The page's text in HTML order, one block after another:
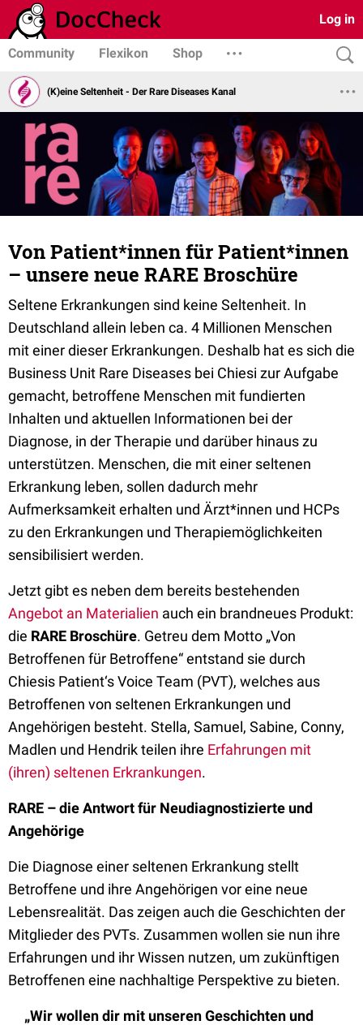
Log in
Community Flexikon Shop
(K)eine Seltenheit - Der Rare Diseases Kanal
Von Patient*innen für Patient*innen
– unsere neue RARE Broschüre
Seltene Erkrankungen sind keine Seltenheit. In
Deutschland allein leben ca. 4 Millionen Menschen
mit einer dieser Erkrankungen. Deshalb hat es sich die
Business Unit Rare Diseases bei Chiesi zur Aufgabe
gemacht, betroffene Menschen mit fundierten
Inhalten und aktuellen Informationen bei der
Diagnose, in der Therapie und darüber hinaus zu
unterstützen. Menschen, die mit einer seltenen
Erkrankung leben, sollen dadurch mehr
Aufmerksamkeit erhalten und Ärzt*innen und HCPs
zu den Erkrankungen und Therapiemöglichkeiten
sensibilisiert werden.
Jetzt gibt es neben dem bereits bestehenden
Angebot an Materialien auch ein brandneues Produkt:
die RARE Broschüre. Getreu dem Motto „Von
Betroffenen für Betroffene“ entstand sie durch
Chiesis Patient‘s Voice Team (PVT), welches aus
Betroffenen von seltenen Erkrankungen und
Angehörigen besteht. Stella, Samuel, Sabine, Conny,
Madlen und Hendrik teilen ihre Erfahrungen mit
(ihren) seltenen Erkrankungen.
RARE – die Antwort für Neudiagnostizierte und
Angehörige
Die Diagnose einer seltenen Erkrankung stellt
Betroffene und ihre Angehörigen vor eine neue
Lebensrealität. Das zeigen auch die Geschichten der
Mitglieder des PVTs. Zusammen wollen sie nun ihre
Erfahrungen und ihr Wissen nutzen, um zukünftigen
Betroffenen eine nachhaltige Perspektive zu bieten.
„Wir wollen dir mit unseren Geschichten und